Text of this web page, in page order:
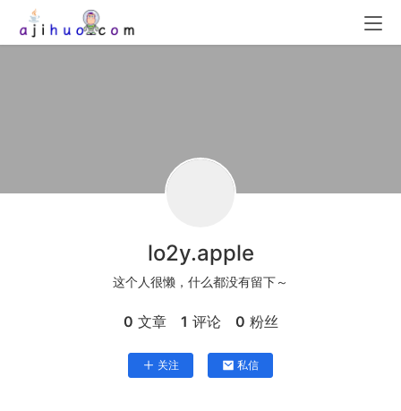
lo2y.apple
这个人很懒，什么都没有留下～
0 文章 1 评论 0 粉丝
关注 私信